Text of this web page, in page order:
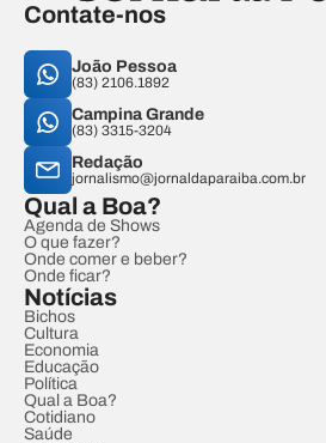
Contate-nos
João Pessoa
(83) 2106.1892
Campina Grande
(83) 3315-3204
Redação
jornalismo@jornaldaparaiba.com.br
Qual a Boa?
Agenda de Shows
O que fazer?
Onde comer e beber?
Onde ficar?
Notícias
Bichos
Cultura
Economia
Educação
Política
Qual a Boa?
Cotidiano
Saúde